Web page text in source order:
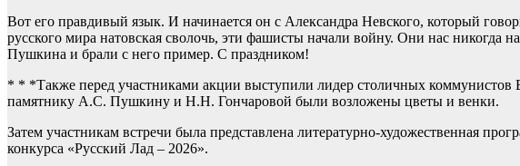
Вот его правдивый язык. И начинается он с Александра Невского, который
русского мира натовская сволочь, эти фашисты начали войну. Они нас
Пушкина и брали с него пример. С праздником!
* * *Также перед участниками акции выступили лидер столичных
памятнику А.С. Пушкину и Н.Н. Гончаровой были возложены цветы и венки.
Затем участникам встречи была представлена литературно-художественная
конкурса «Русский Лад – 2026».